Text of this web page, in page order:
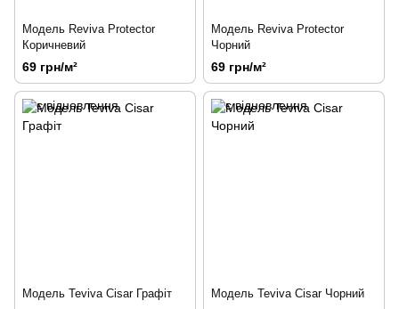
Модель Reviva Protector
Коричневий
69 грн/м²
Модель Reviva Protector
Чорний
69 грн/м²
Модель Teviva Cisar Графіт Модель Teviva Cisar Чорний